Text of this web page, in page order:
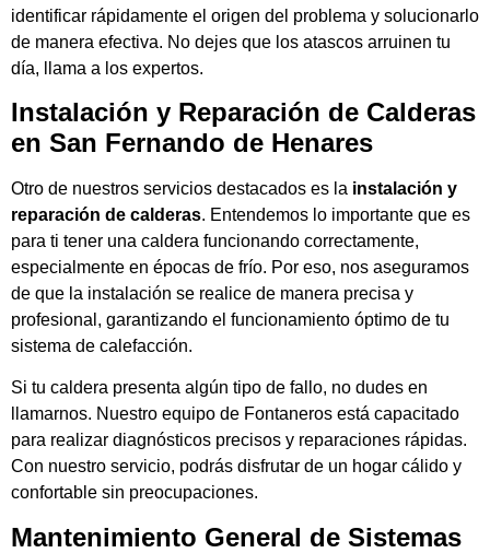
identificar rápidamente el origen del problema y solucionarlo
de manera efectiva. No dejes que los atascos arruinen tu
día, llama a los expertos.
Instalación y Reparación de Calderas
en San Fernando de Henares
Otro de nuestros servicios destacados es la instalación y
reparación de calderas. Entendemos lo importante que es
para ti tener una caldera funcionando correctamente,
especialmente en épocas de frío. Por eso, nos aseguramos
de que la instalación se realice de manera precisa y
profesional, garantizando el funcionamiento óptimo de tu
sistema de calefacción.
Si tu caldera presenta algún tipo de fallo, no dudes en
llamarnos. Nuestro equipo de Fontaneros está capacitado
para realizar diagnósticos precisos y reparaciones rápidas.
Con nuestro servicio, podrás disfrutar de un hogar cálido y
confortable sin preocupaciones.
Mantenimiento General de Sistemas